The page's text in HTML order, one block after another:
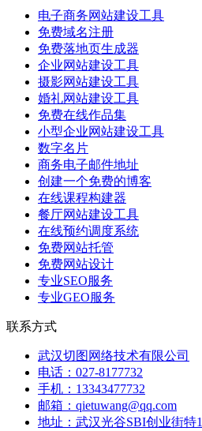
电子商务网站建设工具
免费域名注册
免费落地页生成器
企业网站建设工具
摄影网站建设工具
婚礼网站建设工具
免费在线作品集
小型企业网站建设工具
数字名片
商务电子邮件地址
创建一个免费的博客
在线课程构建器
餐厅网站建设工具
在线预约调度系统
免费网站托管
免费网站设计
专业SEO服务
专业GEO服务
联系方式
武汉切图网络技术有限公司
电话：027-8177732
手机：13343477732
邮箱：qietuwang@qq.com
地址：武汉光谷SBI创业街特